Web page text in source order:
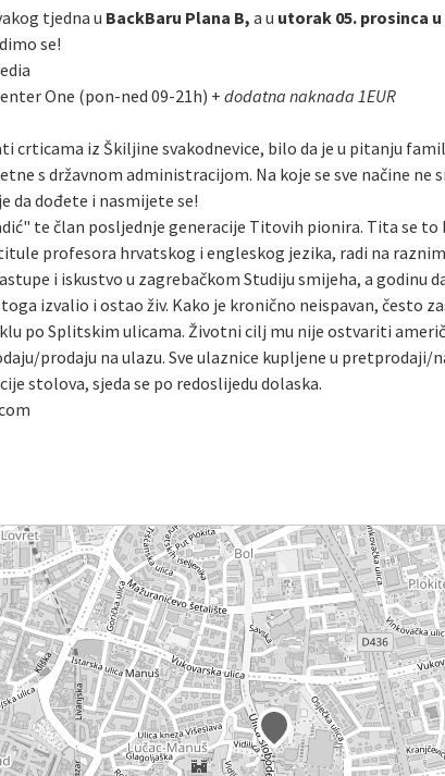
tjedna u BackBaru Plana B, a u utorak 05. prosinca u
se!
One (pon-ned 09-21h) + dodatna naknada 1EUR
crticama iz Škiljine svakodnevice, bilo da je u pitanju
s državnom administracijom. Na koje se sve načine
da dođete i nasmijete se!
te član posljednje generacije Titovih pionira. Tita se to
profesora hrvatskog i engleskog jezika, radi na
i iskustvo u zagrebačkom Studiju smijeha, a godinu
izvalio i ostao živ. Kako je kronično neispavan, često
po Splitskim ulicama. Životni cilj mu nije ostvariti
prodaju na ulazu. Sve ulaznice kupljene u pretprodaji/
stolova, sjeda se po redoslijedu dolaska.